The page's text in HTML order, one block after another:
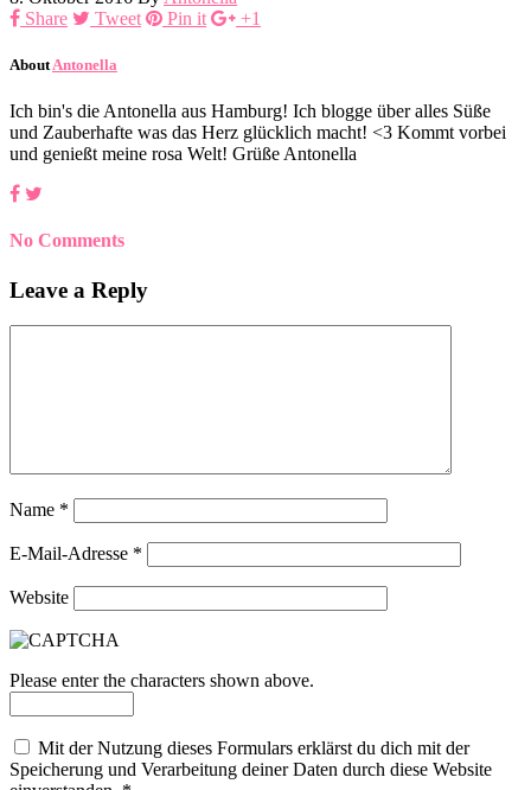
Share
Tweet Pin it +1
About Antonella
Ich bin's die Antonella aus Hamburg! Ich blogge über alles Süße
und Zauberhafte was das Herz glücklich macht! <3 Kommt vorbei
und genießt meine rosa Welt! Grüße Antonella
No Comments
Leave a Reply
Name *
E-Mail-Adresse *
Website
Please enter the characters shown above.
Mit der Nutzung dieses Formulars erklärst du dich mit der
Speicherung und Verarbeitung deiner Daten durch diese Website